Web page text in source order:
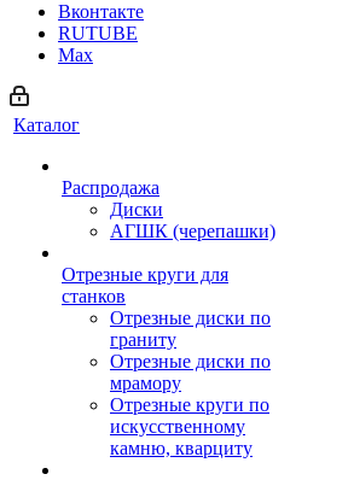
Вконтакте
RUTUBE
Max
Каталог
Распродажа
Диски
АГШК (черепашки)
Отрезные круги для
станков
Отрезные диски по
граниту
Отрезные диски по
мрамору
Отрезные круги по
искусственному
камню, кварциту